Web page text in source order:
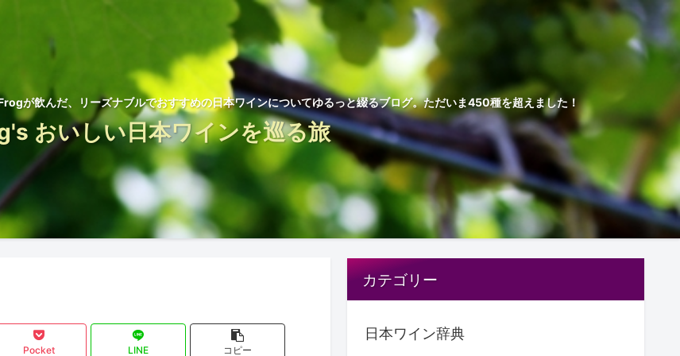
が飲んだ、リーズナブルでおすすめの日本ワインについてゆるっと綴るブログ。ただいま450種を超えました！
おいしい日本ワインを巡る旅
Pocket LINE
コピー
カテゴリー
日本ワイン辞典